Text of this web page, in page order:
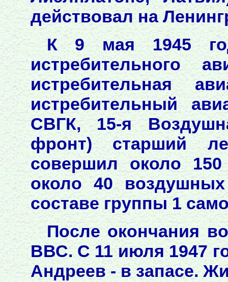
действовал на
К 9 мая 1945
истребительного
истребительная
истребительный
СВГК, 15-я
фронт) старший
совершил около
около 40
составе группы 1
После окончания
ВВС. С 11 июля 1947
Андреев - в запасе.